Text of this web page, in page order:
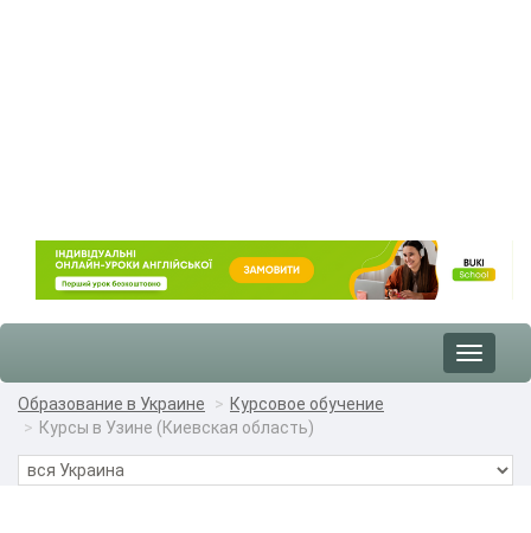
Toggle
Образование в Украине
Курсовое обучение
Курсы в Узине (Киевская область)